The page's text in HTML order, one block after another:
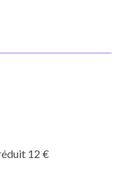
12 €